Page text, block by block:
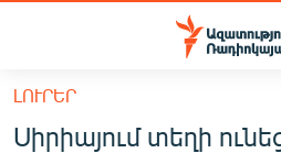
Մատչելիության
հիմնական
բովանդակությանը
ԼՈՒՐԵՐ
Սիրիայում տեղի